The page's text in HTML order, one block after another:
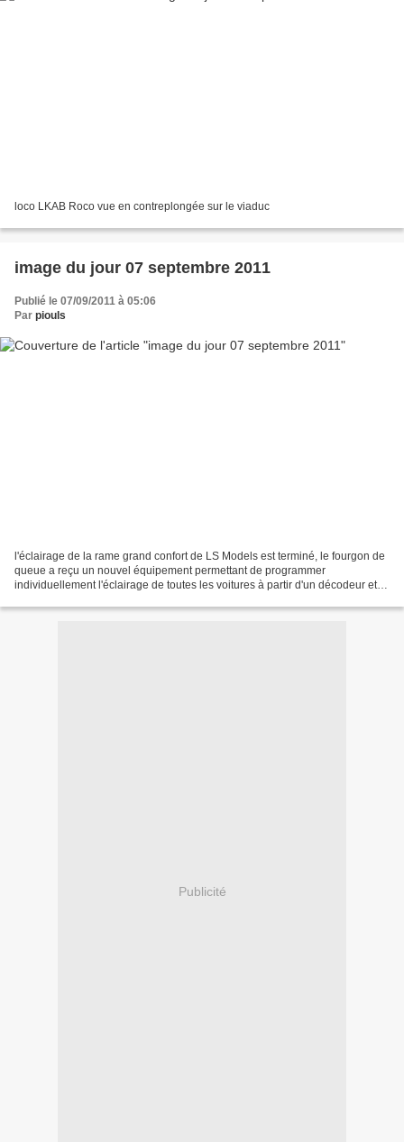
loco LKAB Roco vue en contreplongée sur le viaduc
image du jour 07 septembre 2011
Publié le 07/09/2011 à 05:06
Par piouls
l'éclairage de la rame grand confort de LS Models est terminé, le fourgon de
queue a reçu un nouvel équipement permettant de programmer
individuellement l'éclairage de toutes les voitures à partir d'un décodeur et
Publicité